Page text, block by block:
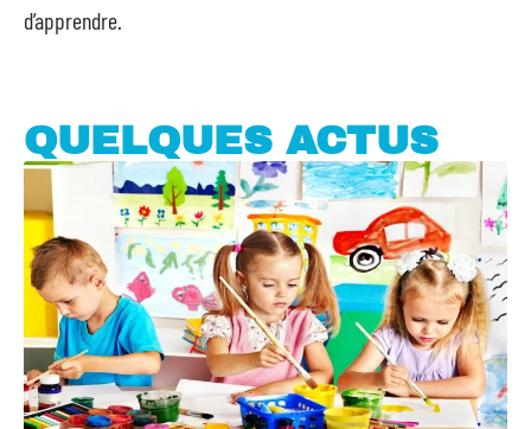
d’apprendre.
QUELQUES ACTUS